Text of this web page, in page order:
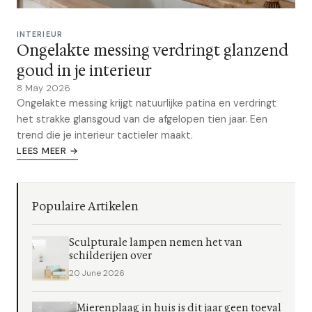
INTERIEUR
Ongelakte messing verdringt glanzend
goud in je interieur
8 May 2026
Ongelakte messing krijgt natuurlijke patina en verdringt
het strakke glansgoud van de afgelopen tien jaar. Een
trend die je interieur tactieler maakt.
LEES MEER →
Populaire Artikelen
Sculpturale lampen nemen het van
schilderijen over
20 June 2026
Mierenplaag in huis is dit jaar geen toeval